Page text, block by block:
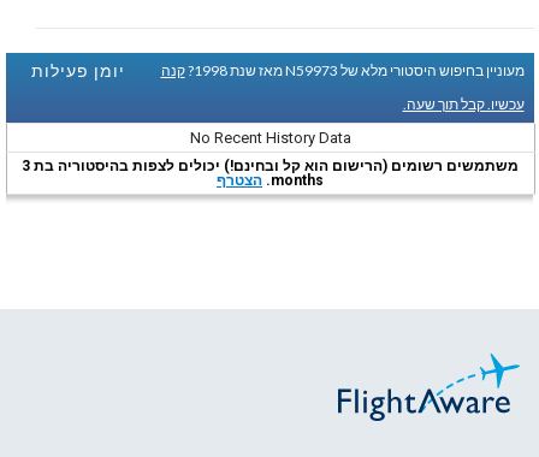
יומן פעילות מעוניין בחיפוש היסטורי מלא של N59973 מאז שנת 1998?
קנה
עכשיו. קבל תוך שעה.
No Recent History Data
משתמשים רשומים (הרישום הוא קל ובחינם!) יכולים לצפות בהיסטוריה בת 3
months. הצטרף